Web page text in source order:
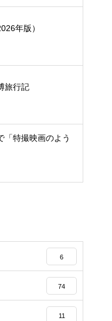
年版）
旅行記
「特撮映画のよう
6
74
11